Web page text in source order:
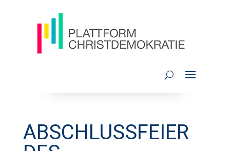
ABSCHLUSSFEIER